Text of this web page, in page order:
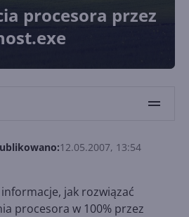
procesora przez
12.05.2007, 13:54
jak rozwiązać
procesora w 100% przez